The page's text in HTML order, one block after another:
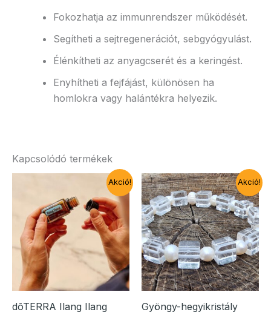
Fokozhatja az immunrendszer működését.
Segítheti a sejtregenerációt, sebgyógyulást.
Élénkítheti az anyagcserét és a keringést.
Enyhítheti a fejfájást, különösen ha
homlokra vagy halántékra helyezik.
Kapcsolódó termékek
Akció!
dōTERRA Ilang Ilang
Akció!
Gyöngy-hegyikristály